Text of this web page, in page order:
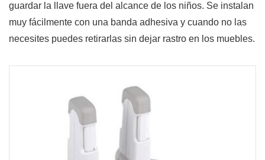
guardar la llave fuera del alcance de los niños. Se instalan
muy fácilmente con una banda adhesiva y cuando no las
necesites puedes retirarlas sin dejar rastro en los muebles.